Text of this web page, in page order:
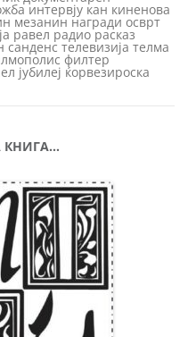
интервју кан киненова
мезанин награди осврт
равел радио расказ
санденс телевизија телма
филтер
јубилеј ќорвезироска
КНИГА…